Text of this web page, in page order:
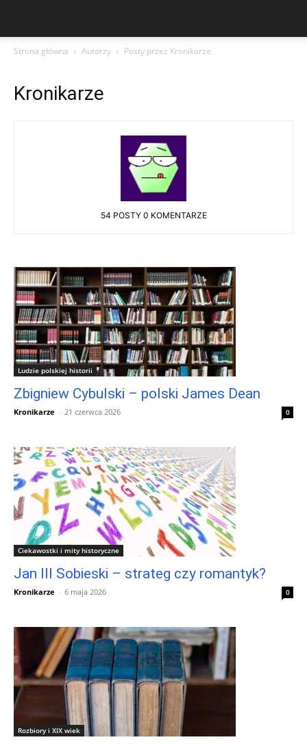
Strona główna Autorzy Posty przez Kronikarze
Kronikarze
54 POSTY 0 KOMENTARZE
Ludzie polskiej historii
Zbigniew Cybulski – polski James Dean
Kronikarze - 21 czerwca 2026 0
Ciekawostki i mity historyczne
Jan III Sobieski – strateg czy romantyk?
Kronikarze - 6 maja 2026 0
Rozbiory i XIX wiek